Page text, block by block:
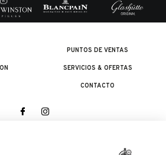
PUNTOS DE VENTAS
SERVICIOS & OFERTAS
CONTACTO